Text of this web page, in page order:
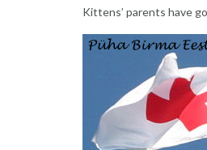
Kittens’ parents have